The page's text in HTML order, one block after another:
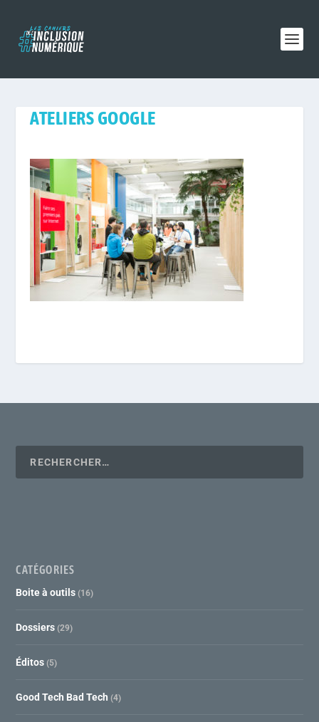
ATELIERS GOOGLE
CATÉGORIES
Boite à outils (16)
Dossiers (29)
Éditos (5)
Good Tech Bad Tech (4)